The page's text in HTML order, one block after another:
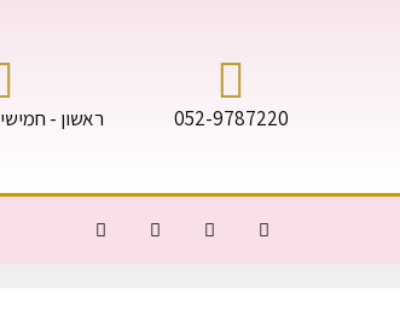
052-9787220 ראשון - חמישי: 9:00 -